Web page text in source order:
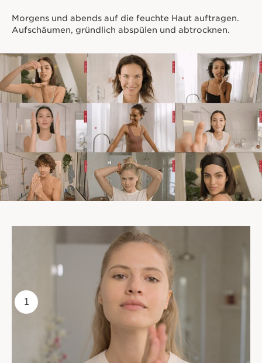
Morgens und abends auf die feuchte Haut auftragen.
Aufschäumen, gründlich abspülen und abtrocknen.
1